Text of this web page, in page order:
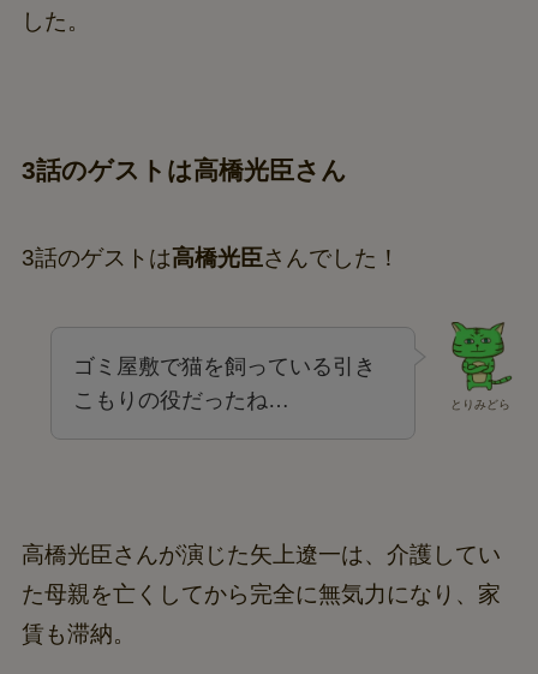
した。
3話のゲストは高橋光臣さん
3話のゲストは高橋光臣さんでした！
とりみどら
ゴミ屋敷で猫を飼っている引き
こもりの役だったね…
高橋光臣さんが演じた矢上遼一は、介護してい
た母親を亡くしてから完全に無気力になり、家
賃も滞納。